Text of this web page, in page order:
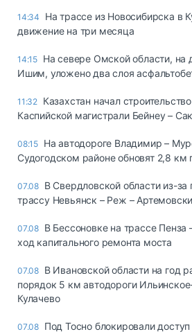
14:34
На трассе из Новосибирска в
движение на три месяца
14:15 На севере Омской области, на
Ишим, уложено два слоя
11:32 Казахстан начал
Каспийской магистрали Бейнеу –
08:15 На автодороге Владимир –
Судогодском районе обновят 2,8 км
07.08 В Свердловской области из-
трассу Невьянск – Реж –
07.08 В Бессоновке на трассе Пенза
ход капитального ремонта моста
07.08 В Ивановской области на год
порядок 5 км автодороги
Кулачево
07.08 Под Тосно блокировали